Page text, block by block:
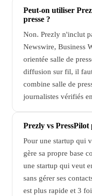
Peut-on utiliser
presse ?
Non. Prezly n'inclut
Newswire, Business
orientée salle de
diffusion sur fil, il faut
combine salle de
journalistes vérifiés
Prezly vs
Pour une startup qui
gère sa propre base
une startup qui veut
sans gérer ses
est plus rapide et 3